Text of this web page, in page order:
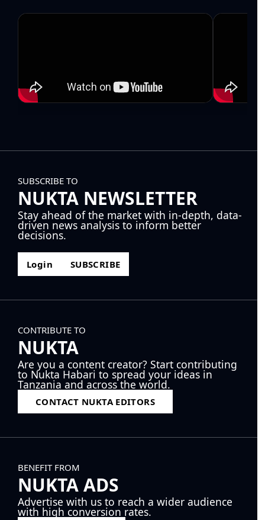
SUBSCRIBE TO
NUKTA NEWSLETTER
Stay ahead of the market with in-depth, data-
driven news analysis to inform better
decisions.
Login SUBSCRIBE
CONTRIBUTE TO
NUKTA
Are you a content creator? Start contributing
to Nukta Habari to spread your ideas in
Tanzania and across the world.
CONTACT NUKTA EDITORS
BENEFIT FROM
NUKTA ADS
Advertise with us to reach a wider audience
with high conversion rates.